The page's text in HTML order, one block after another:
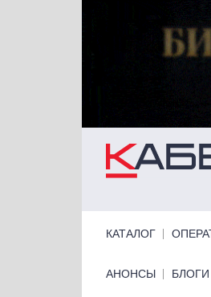
КАТАЛОГ
Primary links bottom
АНОНСЫ БЛОГИ